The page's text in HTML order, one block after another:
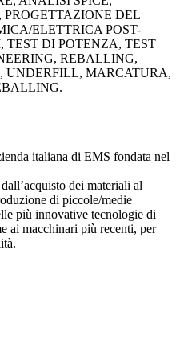
DEL
ELETTRICA POST-
DI POTENZA, TEST
REBALLING,
UNDERFILL, MARCATURA,
italiana di EMS fondata nel
dei materiali al
di piccole/medie
più innovative tecnologie di
ai macchinari più recenti, per